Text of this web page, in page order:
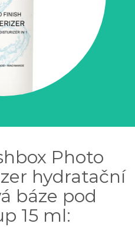
Photo
hydratační
báze pod
15 ml: